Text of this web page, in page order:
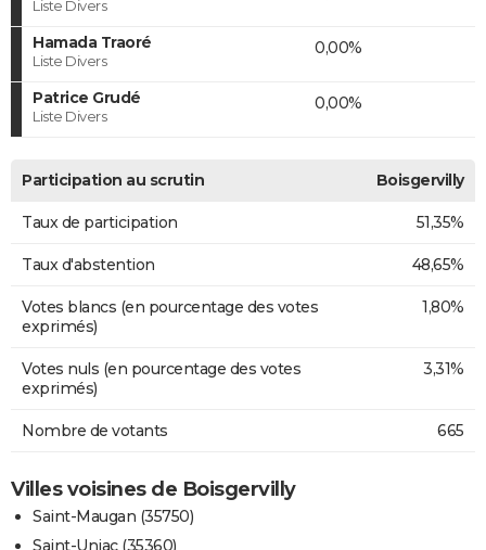
Liste Divers
Hamada Traoré
Liste Divers
0,00%
Patrice Grudé
Liste Divers
0,00%
Participation au scrutin Boisgervilly
Taux de participation 51,35%
Taux d'abstention 48,65%
Votes blancs (en pourcentage des votes
exprimés)
1,80%
Votes nuls (en pourcentage des votes
exprimés)
3,31%
Nombre de votants 665
Villes voisines de Boisgervilly
Saint-Maugan (35750)
Saint-Uniac (35360)